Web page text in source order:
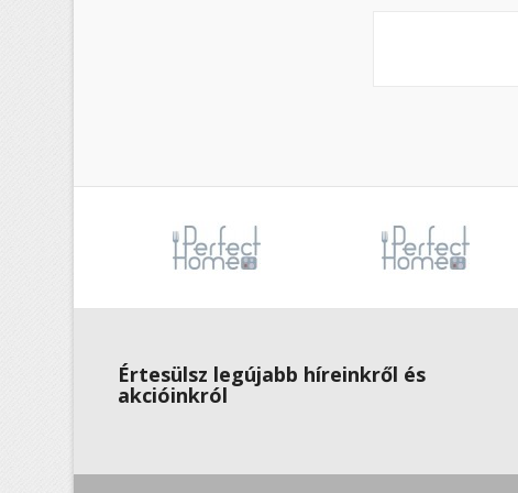
Értesülsz legújabb híreinkről és
akcióinkról